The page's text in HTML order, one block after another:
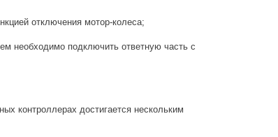
отключения мотор-колеса;
необходимо подключить ответную часть с
контроллерах достигается нескольким